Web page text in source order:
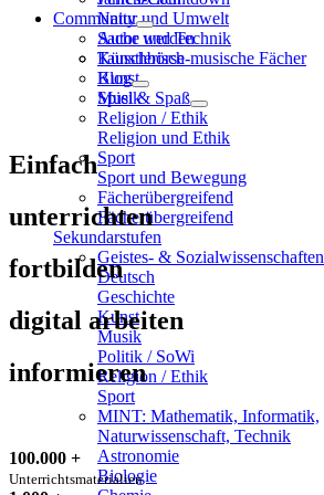
Natur und Umwelt
Sache und Technik
Künstlerisch-musische Fächer
Kunst
Musik
Religion / Ethik
Religion und Ethik
Sport
Sport und Bewegung
Fächerübergreifend
Fächerübergreifend
Sekundarstufen
Geistes- & Sozialwissenschaften
Deutsch
Geschichte
Kunst
Musik
Politik / SoWi
Religion / Ethik
Sport
MINT: Mathematik, Informatik,
Naturwissenschaft, Technik
Astronomie
Biologie
Community
Autor werden
Tauschbörse
Blog
Spiel & Spaß
Einfach
unterrichten
fortbilden
digital arbeiten
informieren
100.000 +
Unterrichtsmaterialien